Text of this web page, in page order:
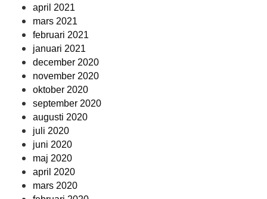
april 2021
mars 2021
februari 2021
januari 2021
december 2020
november 2020
oktober 2020
september 2020
augusti 2020
juli 2020
juni 2020
maj 2020
april 2020
mars 2020